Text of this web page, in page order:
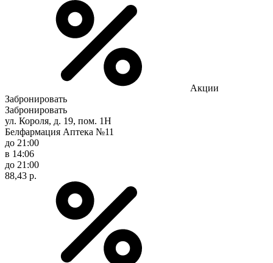
Акции
Забронировать
Забронировать
ул. Короля, д. 19, пом. 1Н
Белфармация Аптека №11
до 21:00
в 14:06
до 21:00
88,43 р.